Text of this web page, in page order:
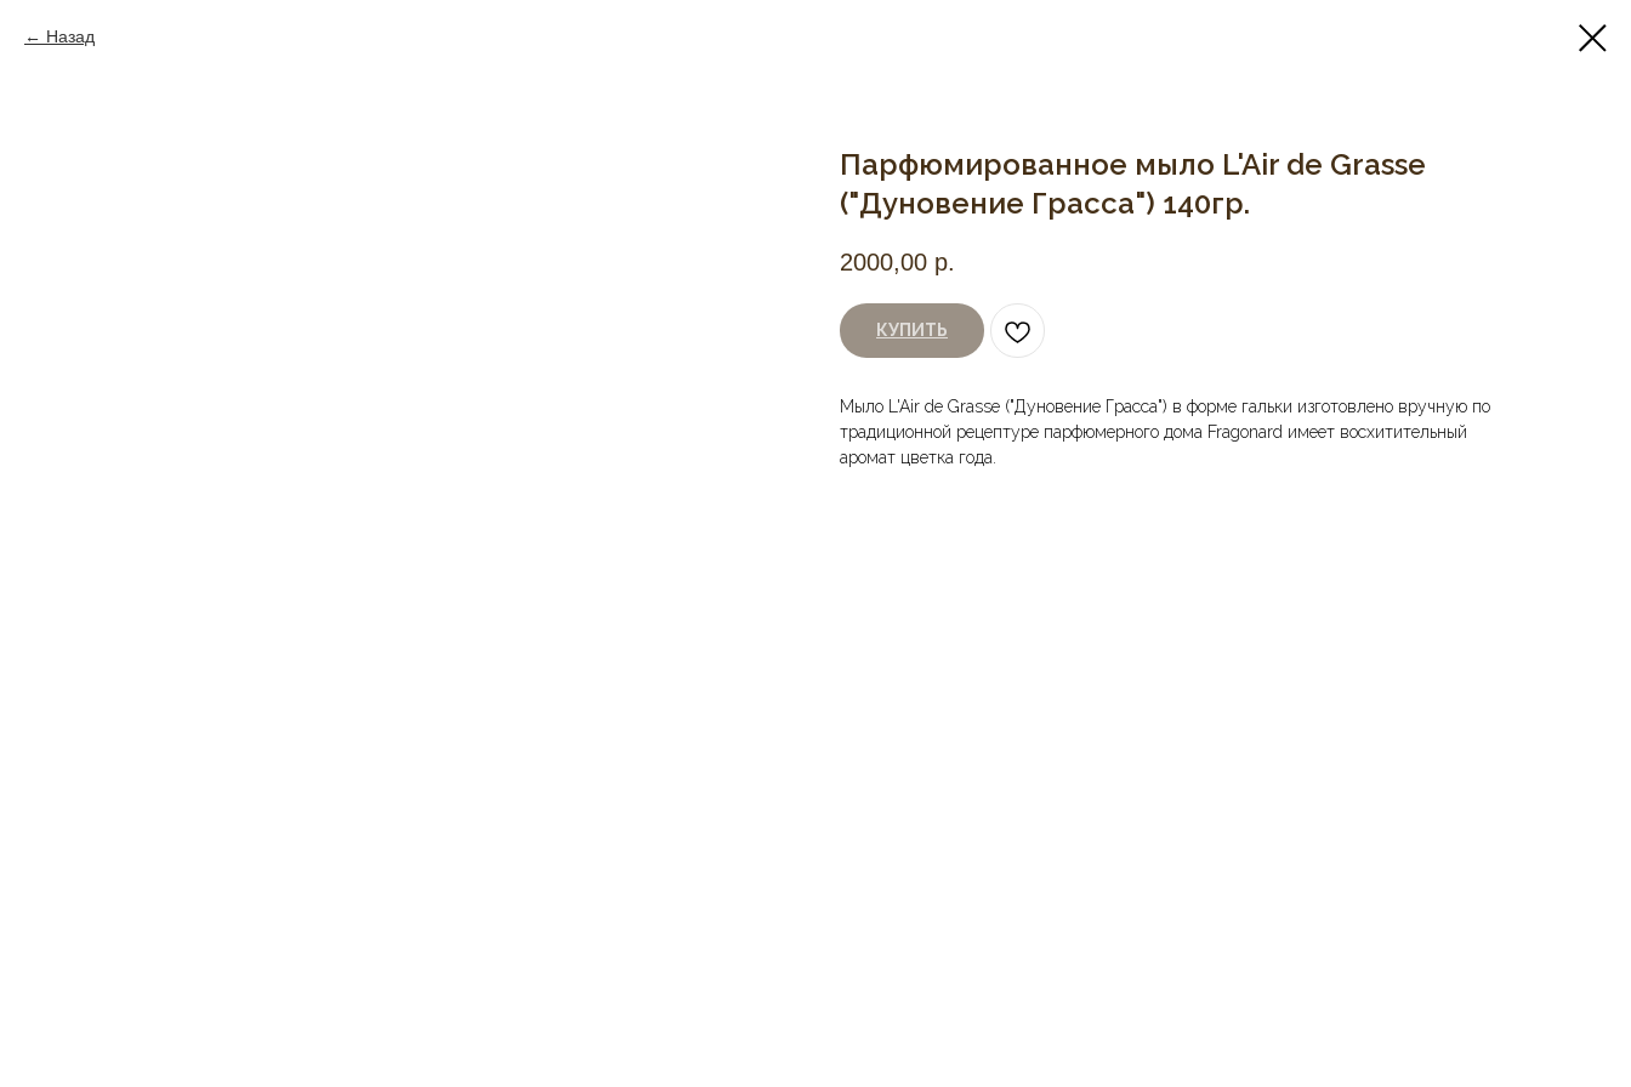
Назад
Парфюмированное мыло L'Air de Grasse
("Дуновение Грасса") 140гр.
2000,00 р.
КУПИТЬ
Мыло L'Air de Grasse ("Дуновение Грасса") в форме гальки изготовлено вручную по
традиционной рецептуре парфюмерного дома Fragonard имеет восхитительный
аромат цветка года.